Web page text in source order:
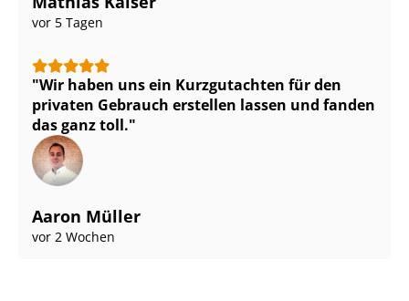
vor 5 Tagen
Wir haben uns ein Kurzgutachten für den
privaten Gebrauch erstellen lassen und fanden
das ganz toll.
Aaron Müller
vor 2 Wochen